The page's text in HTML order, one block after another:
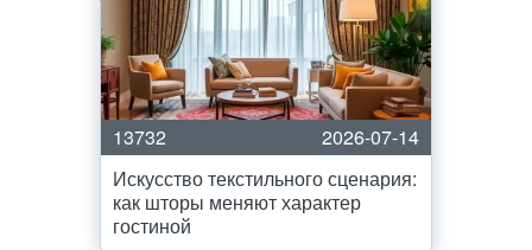
13732
2026-07-14
Искусство текстильного сценария:
как шторы меняют характер
гостиной